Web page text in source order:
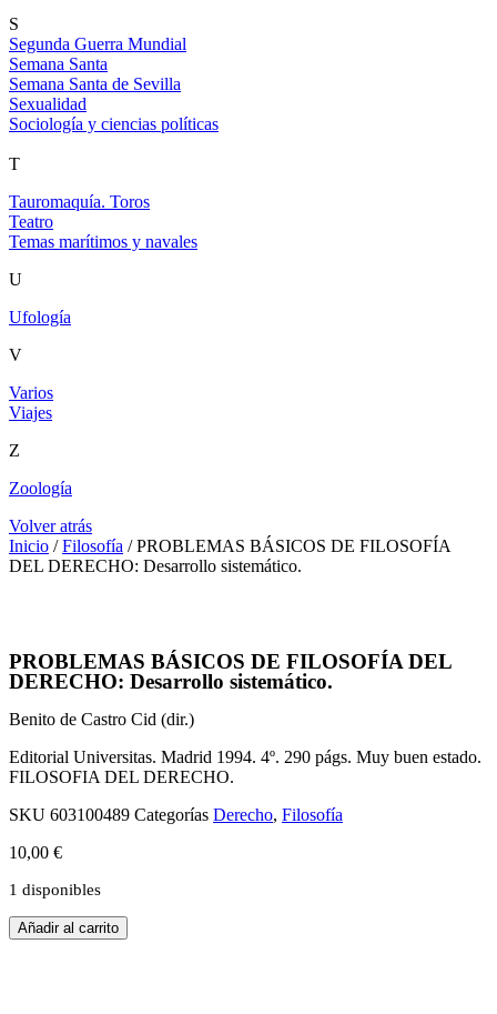
S
Segunda Guerra Mundial
Semana Santa
Semana Santa de Sevilla
Sexualidad
Sociología y ciencias políticas
T
Tauromaquía. Toros
Teatro
Temas marítimos y navales
U
Ufología
V
Varios
Viajes
Z
Zoología
Volver atrás
Inicio /Filosofía / PROBLEMAS BÁSICOS DE FILOSOFÍA
DEL DERECHO: Desarrollo sistemático.
PROBLEMAS BÁSICOS DE FILOSOFÍA DEL
DERECHO: Desarrollo sistemático.
Benito de Castro Cid (dir.)
Editorial Universitas. Madrid 1994. 4º. 290 págs. Muy buen estado.
FILOSOFIA DEL DERECHO.
SKU 603100489 Categorías Derecho, Filosofía
10,00 €
1 disponibles
PROBLEMAS
BÁSICOS
Añadir al carrito